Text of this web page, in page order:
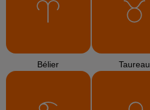
Bélier Taureau